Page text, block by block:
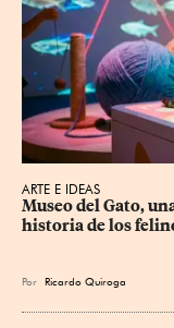
ARTE E IDEAS
Museo del Gato,
historia de los
Por Ricardo Quiroga